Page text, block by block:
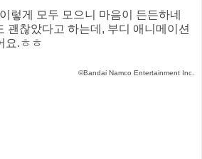
렇게 모두 모으니 마음이 든든하네
괜찮았다고 하는데, 부디 애니메이션
요.ㅎㅎ
©Bandai Namco Entertainment Inc.